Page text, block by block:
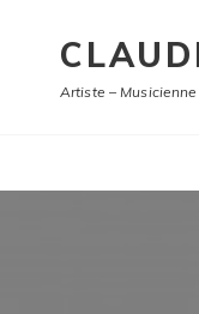
Artiste –